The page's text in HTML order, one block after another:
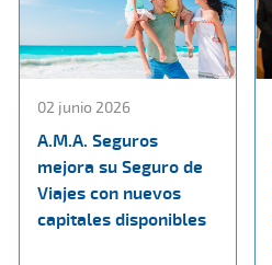
02 junio 2026
A.M.A. Seguros
mejora su Seguro de
Viajes con nuevos
capitales disponibles